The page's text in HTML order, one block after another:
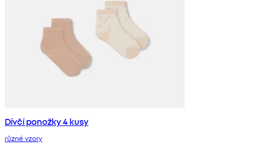
Dívčí ponožky 4 kusy
různé vzory